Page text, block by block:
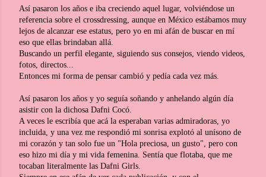
Así pasaron los años e iba creciendo aquel lugar, volviéndose un
referencia sobre el crossdressing, aunque en México estábamos muy
lejos de alcanzar ese estatus, pero yo en mi afán de buscar en mí
eso que ellas brindaban allá.
Buscando un perfil elegante, siguiendo sus consejos, viendo videos,
fotos, directos...
Entonces mi forma de pensar cambió y pedía cada vez más.
Así pasaron los años y yo seguía soñando y anhelando algún día
asistir con la dichosa Dafni Cocó.
A veces le escribía que acá la esperaban varias admiradoras, yo
incluida, y una vez me respondió mi sonrisa explotó al unísono de
mi corazón y tan solo fue un "Hola preciosa, un gusto", pero con
eso hizo mi día y mi vida femenina. Sentía que flotaba, que me
tocaban literalmente las Dafni Girls.